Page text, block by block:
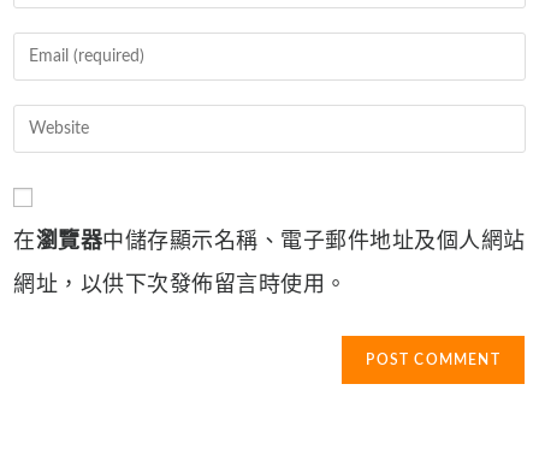
your
or
username
Enter
your
address
Enter
your
website
(optional)
在瀏覽器中儲存顯示名稱、電子郵件地址及個人網站
網址，以供下次發佈留言時使用。